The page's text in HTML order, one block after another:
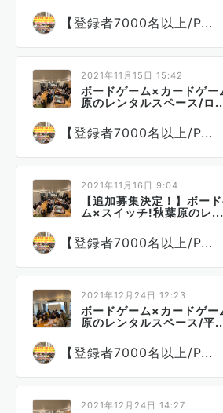
【登録者7000名以上/P...
2021年11月15日 15:42
ボードゲーム×カードゲ
原のレンタルスペース/ロ
【登録者7000名以上/P...
2021年11月16日 9:04
【追加募集決定！】ボー
ム×スイッチ!秋葉原のレ...
【登録者7000名以上/P...
2021年12月24日 12:23
ボードゲーム×カードゲ
原のレンタルスペース/平
【登録者7000名以上/P...
2021年12月24日 14:27